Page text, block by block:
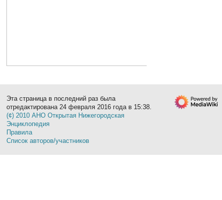
Эта страница в последний раз была
отредактирована 24 февраля 2016 года в 15:38.
(¢) 2010 АНО Открытая Нижегородская
Энциклопедия
Правила
Список авторов/участников